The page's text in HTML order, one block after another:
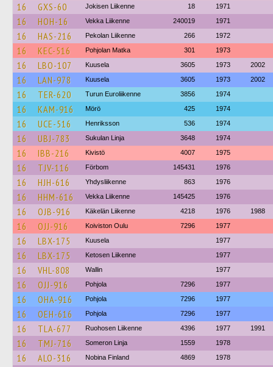
16 GXS-60 Jokisen Liikenne 18 1971
16 HOH-16 Vekka Liikenne 240019 1971
16 HAS-216 Pekolan Liikenne 266 1972
16 KEC-516 Pohjolan Matka 301 1973
16 LBO-107 Kuusela 3605 1973 2002
16 LAN-978 Kuusela 3605 1973 2002
16 TER-620 Turun Euroliikenne 3856 1974
16 KAM-916 Mörö 425 1974
16 UCE-516 Henriksson 536 1974
16 UBJ-783 Sukulan Linja 3648 1974
16 IBB-216 Kivistö 4007 1975
16 TJV-116 Förbom 145431 1976
16 HJH-616 Yhdysliikenne 863 1976
16 HHM-616 Vekka Liikenne 145425 1976
16 OJB-916 Käkelän Liikenne 4218 1976 1988
16 OJJ-916 Koiviston Oulu 7296 1977
16 LBX-175 Kuusela 1977
16 LBX-175 Ketosen Liikenne 1977
16 VHL-808 Wallin 1977
16 OJJ-916 Pohjola 7296 1977
16 OHA-916 Pohjola 7296 1977
16 OEH-616 Pohjola 7296 1977
16 TLA-677 Ruohosen Liikenne 4396 1977 1991
16 TMJ-716 Someron Linja 1559 1978
16 ALO-316 Nobina Finland 4869 1978